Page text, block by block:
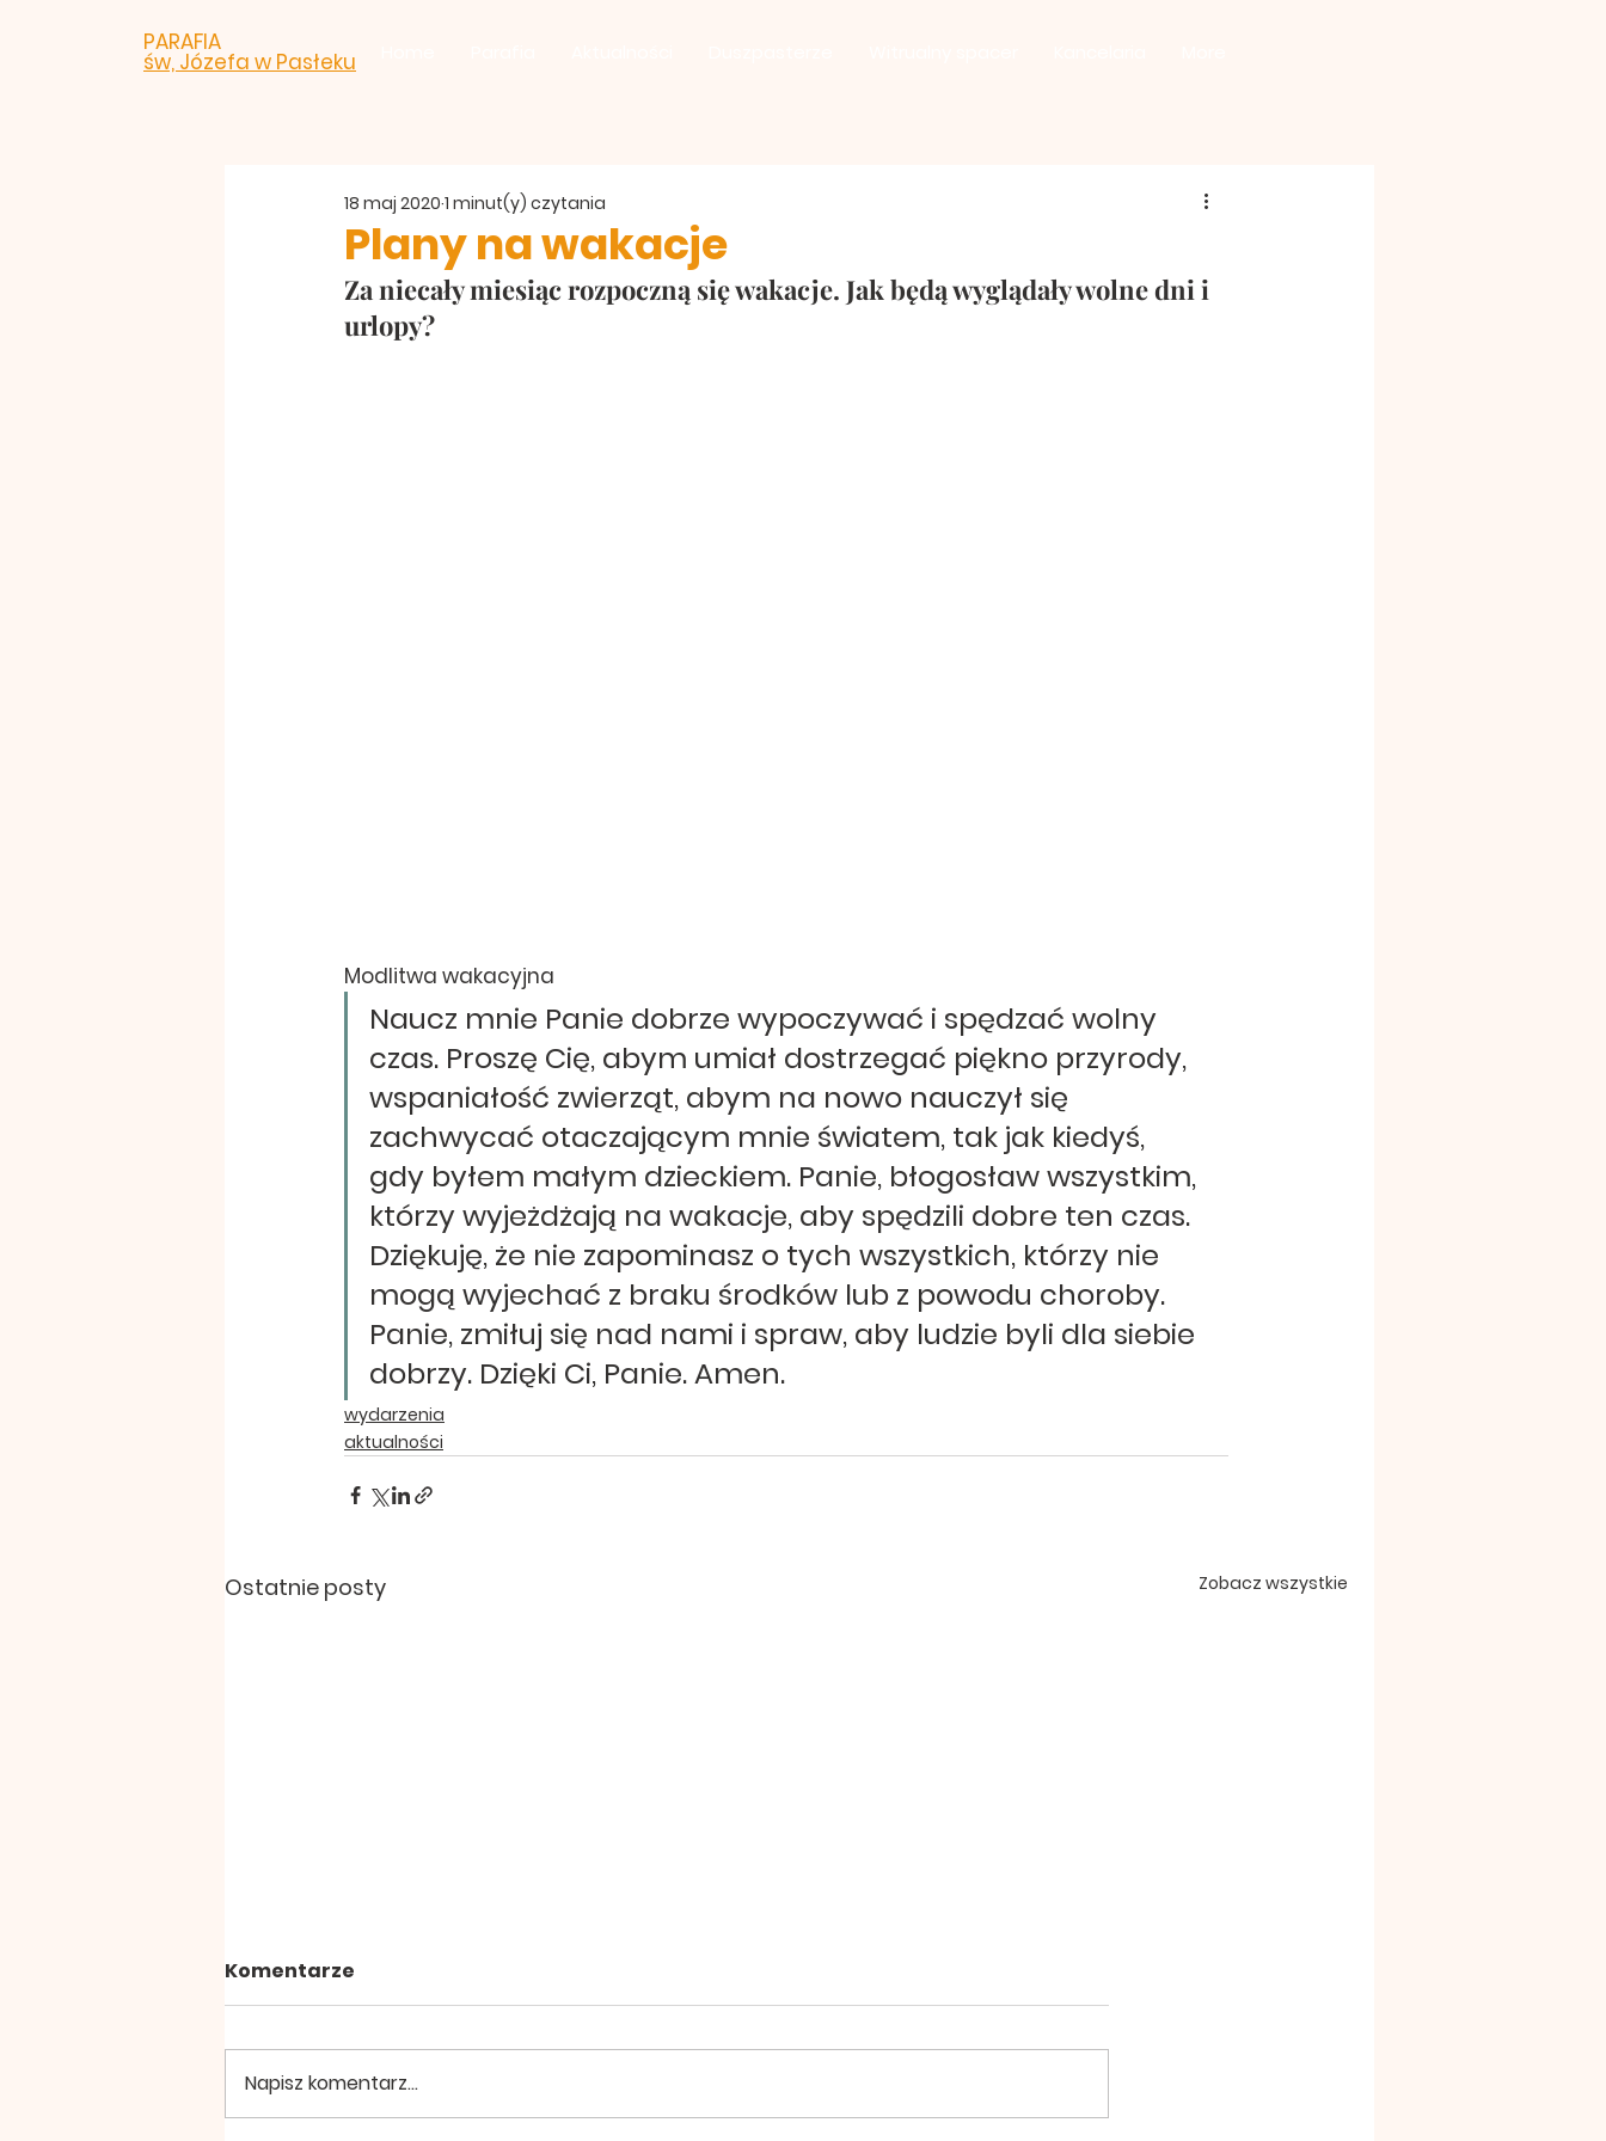
PARAFIA
św, Józefa w Pasłeku
Plany na wakacje
18 maj 2020 1 minut(y) czytania
Za niecały miesiąc rozpoczną się wakacje. Jak będą wyglądały wolne dni i
urlopy?
Modlitwa wakacyjna
Naucz mnie Panie dobrze wypoczywać i spędzać wolny
czas. Proszę Cię, abym umiał dostrzegać piękno przyrody,
wspaniałość zwierząt, abym na nowo nauczył się
zachwycać otaczającym mnie światem, tak jak kiedyś,
gdy byłem małym dzieckiem. Panie, błogosław wszystkim,
którzy wyjeżdżają na wakacje, aby spędzili dobre ten czas.
Dziękuję, że nie zapominasz o tych wszystkich, którzy nie
mogą wyjechać z braku środków lub z powodu choroby.
Panie, zmiłuj się nad nami i spraw, aby ludzie byli dla siebie
dobrzy. Dzięki Ci, Panie. Amen.
wydarzenia
aktualności
Ostatnie posty Zobacz wszystkie
Komentarze
Napisz komentarz...